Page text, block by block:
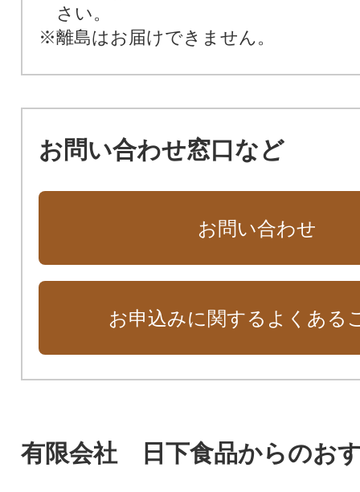
さい。
※離島はお届けできません。
お問い合わせ窓口など
お問い合わせ
お申込みに関するよくある
有限会社 日下食品からのお